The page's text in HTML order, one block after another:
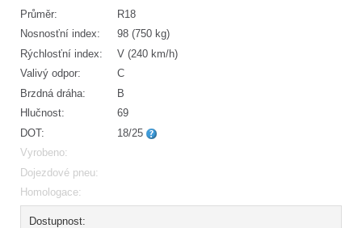
Průměr:
R18
Nosnosťní index:
98 (750 kg)
Rýchlosťní index:
V (240 km/h)
Valivý odpor:
C
Brzdná dráha:
B
Hlučnost:
69
DOT:
18/25
Vyrobeno:
Dojezdové pneu:
Homologace:
Dostupnost: